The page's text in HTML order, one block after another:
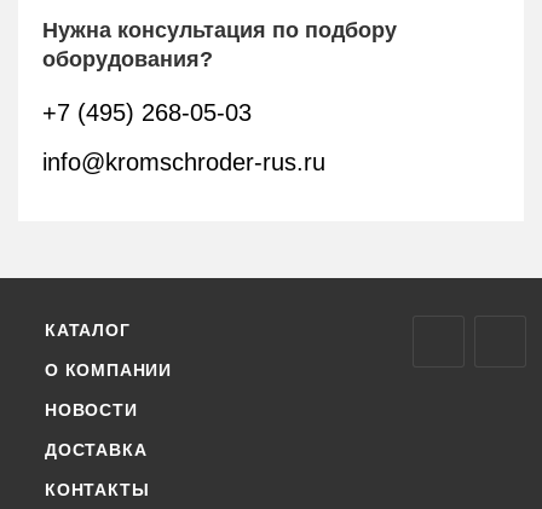
Нужна консультация по подбору
оборудования?
+7 (495) 268-05-03
info@kromschroder-rus.ru
КАТАЛОГ
О КОМПАНИИ
НОВОСТИ
ДОСТАВКА
КОНТАКТЫ